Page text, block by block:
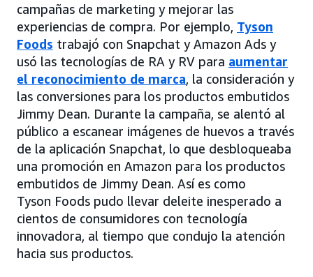
campañas de marketing y mejorar las
experiencias de compra. Por ejemplo, Tyson
Foods trabajó con Snapchat y Amazon Ads y
usó las tecnologías de RA y RV para aumentar
el reconocimiento de marca, la consideración y
las conversiones para los productos embutidos
Jimmy Dean. Durante la campaña, se alentó al
público a escanear imágenes de huevos a través
de la aplicación Snapchat, lo que desbloqueaba
una promoción en Amazon para los productos
embutidos de Jimmy Dean. Así es como
Tyson Foods pudo llevar deleite inesperado a
cientos de consumidores con tecnología
innovadora, al tiempo que condujo la atención
hacia sus productos.